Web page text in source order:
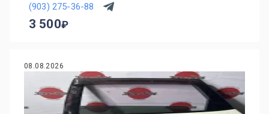
(903) 275-36-88
3 500
08.08.2026